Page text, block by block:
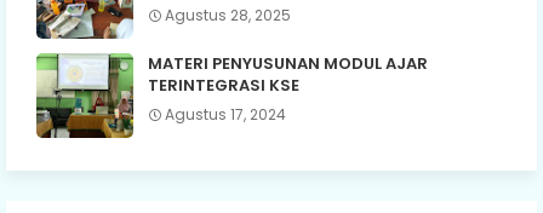
Agustus 28, 2025
MATERI PENYUSUNAN MODUL AJAR
TERINTEGRASI KSE
Agustus 17, 2024